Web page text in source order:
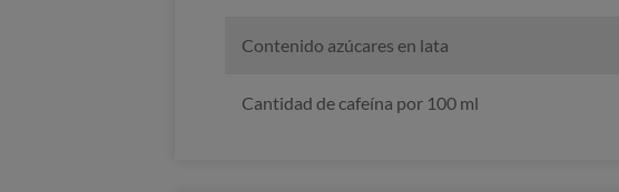
Contenido azúcares en lata
Cantidad de cafeína por 100 ml